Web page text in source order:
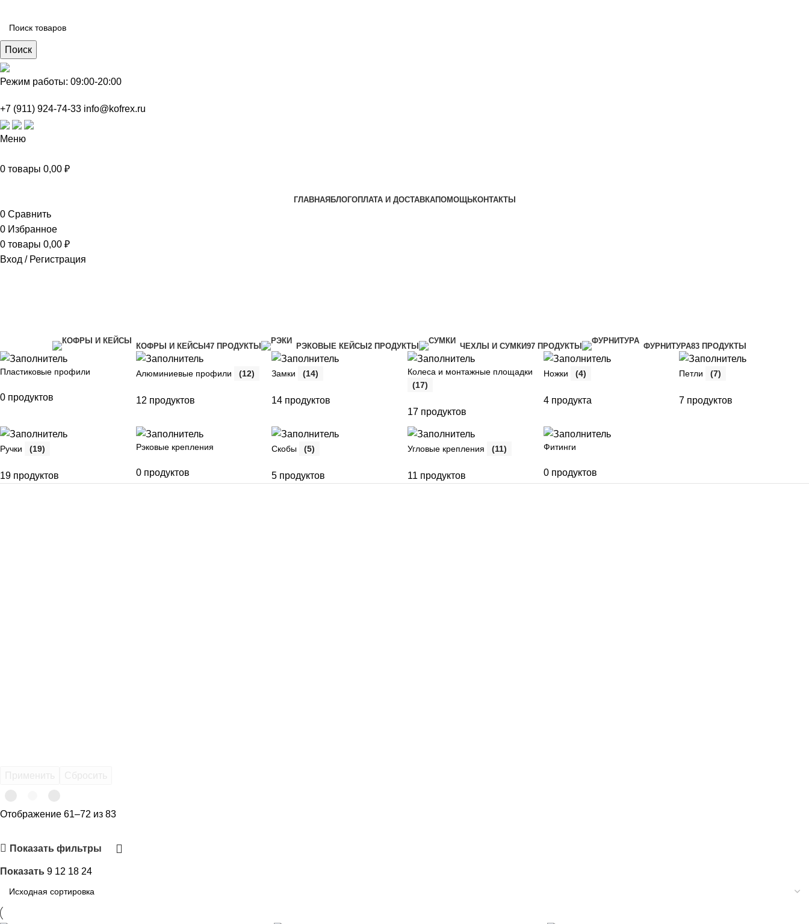
Поиск
Режим работы: 09:00-20:00
+7 (911) 924-74-33 info@kofrex.ru
Меню
0 товары 0,00 ₽
ГЛАВНАЯ БЛОГОПЛАТА И ДОСТАВКАПОМОЩЬКОНТАКТЫ
0 Сравнить
0 Избранное
0 товары 0,00 ₽
Вход / Регистрация
КОФРЫ И КЕЙСЫ47 ПРОДУКТЫ РЭКОВЫЕ КЕЙСЫ2 ПРОДУКТЫ ЧЕХЛЫ И СУМКИ97 ПРОДУКТЫ ФУРНИТУРА83 ПРОДУКТЫ
Пластиковые профили
0 продуктов
Алюминиевые профили (12)
12 продуктов
Замки (14)
14 продуктов
Колеса и монтажные площадки
(17)
17 продуктов
Ножки (4)
4 продукта
Петли (7)
7 продуктов
Ручки (19)
19 продуктов
Рэковые крепления
0 продуктов
Скобы (5)
5 продуктов
Угловые крепления (11)
11 продуктов
Фитинги
0 продуктов
Отображение 61–72 из 83
Показать фильтры
Показать 9 12 18 24